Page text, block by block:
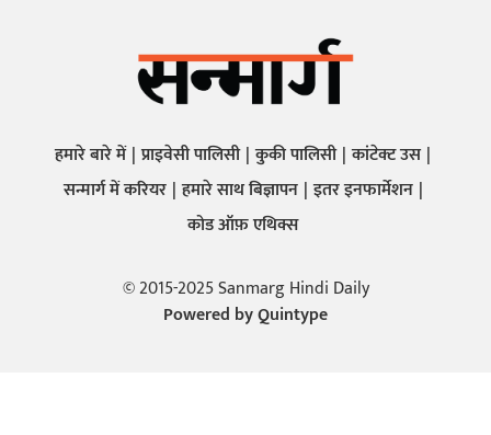
हमारे बारे में प्राइवेसी पालिसी कुकी पालिसी कांटेक्ट उस
सन्मार्ग में करियर हमारे साथ बिज्ञापन इतर इनफार्मेशन
कोड ऑफ़ एथिक्स
© 2015-2025 Sanmarg Hindi Daily
Powered byQuintype